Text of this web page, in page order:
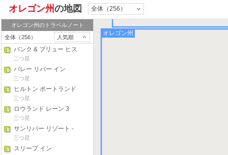
オレゴン州の地図 全体（256）
オレゴン州 のトラベルノート
全体（256）
人気順
バンク & ブリュー ヒス
トリック ルーカス ハウ
ス
二つ星
バレー リバー イン
三つ星
ヒルトン ポートランド
ダウンタウン
三つ星
ロウランド レーン 3
三つ星
サンリバー リゾート -
バケーション レンタル
ズ
三つ星
スリープ イン
オレゴン州